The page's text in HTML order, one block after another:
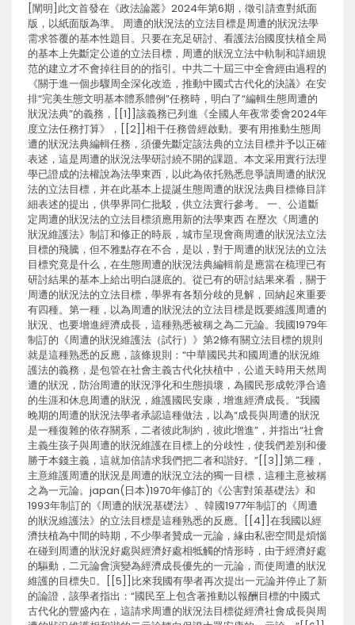
[闡明]此文首發在《政法論叢》2024年第6期，徵引請查對紙面
版，以紙面版為準。 周遭的狀況法的立法目標是周遭的狀況法學
需求答覆的基本性題目。只要在充足研討、看護法治國度扶植全局
的基本上先斷定公道的立法目標，周遭的狀況立法中軌制和詳細規
范的建立才不會掉往目的的指引。中共二十屆三中全會經由過程的
《關于進一個步驟周全深化改造，推動中國式古代化的決議》在安
排“完美生態文明基本體系體例”任務時，明白了“編輯生態周遭的
狀況法典”的義務，[[1]]該義務已列進《全國人年夜常委會2024年
度立法任務打算》，[[2]]相干任務曾經啟動。要有用推動生態周
遭的狀況法典編輯任務，須優先斷定該法典的立法目標并予以正確
表述，這是周遭的狀況法學研討繞不開的課題。本文采用實行法理
學已證成的法權說為法學東西，以此為依托熟悉息爭讀周遭的狀況
法的立法目標，并在此基本上提誕生態周遭的狀況法典目標條目詳
細表述的提出，供學界同仁批駁，供立法實行參考。 一、公道斷
定周遭的狀況法的立法目標須應用新的法學東西 在歷次《周遭的
狀況維護法》制訂和修正的時辰，城市呈現會商周遭的狀況法立法
目標的飛騰，但不雅點存在不合，是以，對于周遭的狀況法的立法
目標究竟是什么，在生態周遭的狀況法典編輯前是應當在梳理已有
研討結果的基本上給出明白謎底的。從已有的研討結果來看，關于
周遭的狀況法的立法目標，學界有各類分歧的見解，回納起來重要
有四種。第一種，以為周遭的狀況法的立法目標是既要維護周遭的
狀況、也要增進經濟成長，這種熟悉被稱之為二元論。我國1979年
制訂的《周遭的狀況維護法（試行）》第2條有關立法目標的規則
就是這種熟悉的反應，該條規則：“中華國民共和國周遭的狀況維
護法的義務，是包管在社會主義古代化扶植中，公道天時用天然周
遭的狀況，防治周遭的狀況淨化和生態損壞，為國民形成乾淨合適
的生涯和休息周遭的狀況，維護國民安康，增進經濟成長。”我國
晚期的周遭的狀況法學者承認這種做法，以為“成長與周遭的狀況
是一種復雜的依存關系，二者彼此制約，彼此增進”，并指出“社會
主義生孩子與周遭的狀況維護在目標上的分歧性，使我們差別和優
勝于本錢主義，這就加倍請求我們把二者和諧好。”[[3]]第二種，
主意維護周遭的狀況是周遭的狀況立法的獨一目標，這種主意被稱
之為一元論。japan(日本)1970年修訂的《公害對策基礎法》和
1993年制訂的《周遭的狀況基礎法》、韓國1977年制訂的《周遭
的狀況維護法》的立法目標是這種熟悉的反應。[[4]]在我國以經
濟扶植為中間的時期，不少學者贊成一元論，緣由私密空間是煩惱
在碰到周遭的狀況好處與經濟好處相牴觸的情形時，由于經濟好處
的驅動，二元論會演變為經濟成長優先的一元論，而使周遭的狀況
維護的目標失。[[5]]比來我國有學者再次提出一元論并停止了新
的論證，該學者指出：“國民至上包含著推動以報酬目標的中國式
古代化的豐盛內在，這請求周遭的狀況法目標從經濟社會成長與周